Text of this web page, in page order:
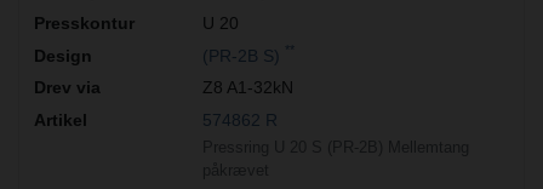
U 20
(PR-2B S)
Z8 A1-32kN
574862 R